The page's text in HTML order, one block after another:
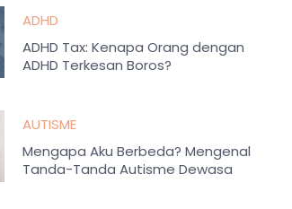
ADHD
ADHD Tax: Kenapa Orang dengan
ADHD Terkesan Boros?
AUTISME
Mengapa Aku Berbeda? Mengenal
Tanda-Tanda Autisme Dewasa